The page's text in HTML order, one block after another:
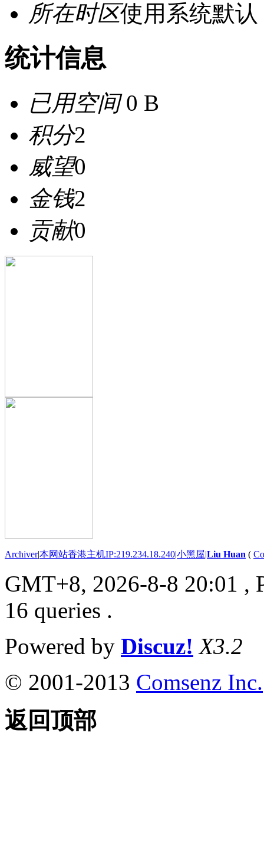
所在时区使用系统默认
统计信息
已用空间0 B
积分2
威望0
金钱2
贡献0
Archiver|本网站香港主机IP:219.234.18.240|小黑屋|Liu Huan (
GMT+8, 2026-8-8 20:01 ,
16 queries .
Powered by Discuz! X3.2
© 2001-2013 Comsenz Inc.
返回顶部